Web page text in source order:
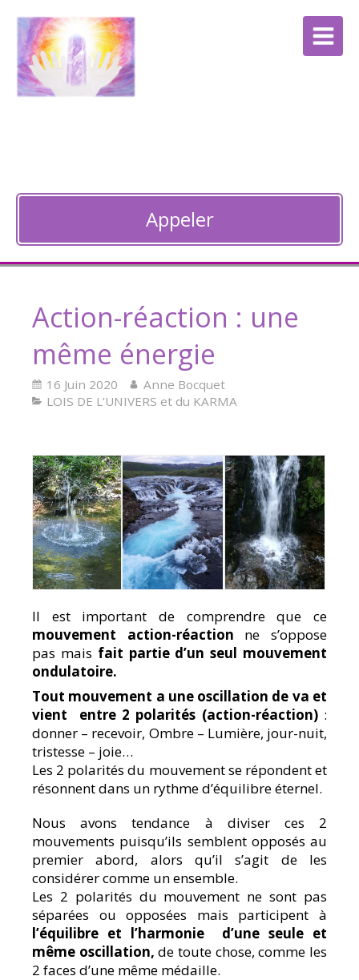
Appeler
Action-réaction : une
même énergie
16 Juin 2020
Anne Bocquet
LOIS DE L’UNIVERS et du KARMA
Il est important de comprendre que ce
mouvement action-réaction ne s’oppose
pas mais fait partie d’un seul mouvement
ondulatoire.
Tout mouvement a une oscillation de va et
vient entre 2 polarités (action-réaction) :
donner – recevoir, Ombre – Lumière, jour-nuit,
tristesse – joie…
Les 2 polarités du mouvement se répondent et
résonnent dans un rythme d’équilibre éternel.
Nous avons tendance à diviser ces 2
mouvements puisqu’ils semblent opposés au
premier abord, alors qu’il s’agit de les
considérer comme un ensemble.
Les 2 polarités du mouvement ne sont pas
séparées ou opposées mais participent à
l’équilibre et l’harmonie d’une seule et
même oscillation, de toute chose, comme les
2 faces d’une même médaille.